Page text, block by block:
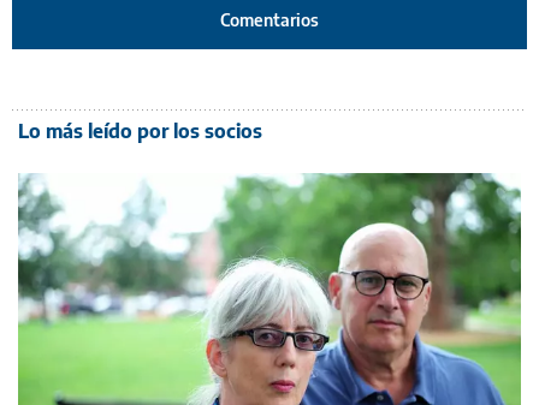
Comentarios
Lo más leído por los socios